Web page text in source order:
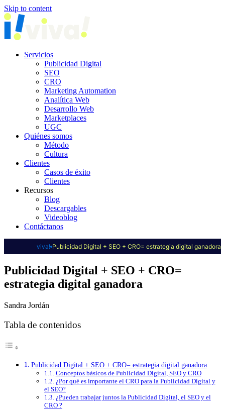
Skip to content
Servicios
Publicidad Digital
SEO
CRO
Marketing Automation
Analítica Web
Desarrollo Web
Marketplaces
UGC
Quiénes somos
Método
Cultura
Clientes
Casos de éxito
Clientes
Recursos
Blog
Descargables
Videoblog
Contáctanos
viva! Publicidad Digital + SEO + CRO= estrategia digital ganadora
Publicidad Digital + SEO + CRO=
estrategia digital ganadora
Sandra Jordán
Tabla de contenidos
Publicidad Digital + SEO + CRO= estrategia digital ganadora
Conceptos básicos de Publicidad Digital, SEO y CRO
¿Por qué es importante el CRO para la Publicidad Digital y
el SEO?
¿Pueden trabajar juntos la Publicidad Digital, el SEO y el
CRO ?